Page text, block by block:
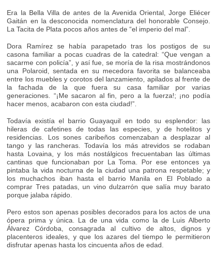
Era la Bella Villa de antes de la Avenida Oriental, Jorge Eliécer
Gaitán en la desconocida nomenclatura del honorable Consejo.
La Tacita de Plata pocos años antes de “el imperio del mal”.
Dora Ramírez se había parapetado tras los postigos de su
casona familiar a pocas cuadras de la catedral: “Que vengan a
sacarme con policía”, y así fue, se moría de la risa mostrándonos
una Polaroid, sentada en su mecedora favorita se balanceaba
entre los muebles y corotos del lanzamiento, apilados al frente de
la fachada de la que fuera su casa familiar por varias
generaciones. “¡Me sacaron al fin, pero a la fuerza!; ¡no podía
hacer menos, acabaron con esta ciudad!”.
Todavía existía el barrio Guayaquil en todo su esplendor: las
hileras de cafetines de todas las especies, y de hotelitos y
residencias. Los sones caribeños comenzaban a desplazar al
tango y las rancheras. Todavía los más atrevidos se rodaban
hasta Lovaina, y los más nostálgicos frecuentaban las últimas
cantinas que funcionaban por La Toma. Por ese entonces ya
pintaba la vida nocturna de la ciudad una patrona respetable; y
los muchachos iban hasta el barrio Manila en El Poblado a
comprar Tres patadas, un vino dulzarrón que salía muy barato
porque jalaba rápido.
Pero estos son apenas posibles decorados para los actos de una
ópera prima y única. La de una vida como la de Luis Alberto
Álvarez Córdoba, consagrada al cultivo de altos, dignos y
placenteros ideales, y que los azares del tiempo le permitieron
disfrutar apenas hasta los cincuenta años de edad.